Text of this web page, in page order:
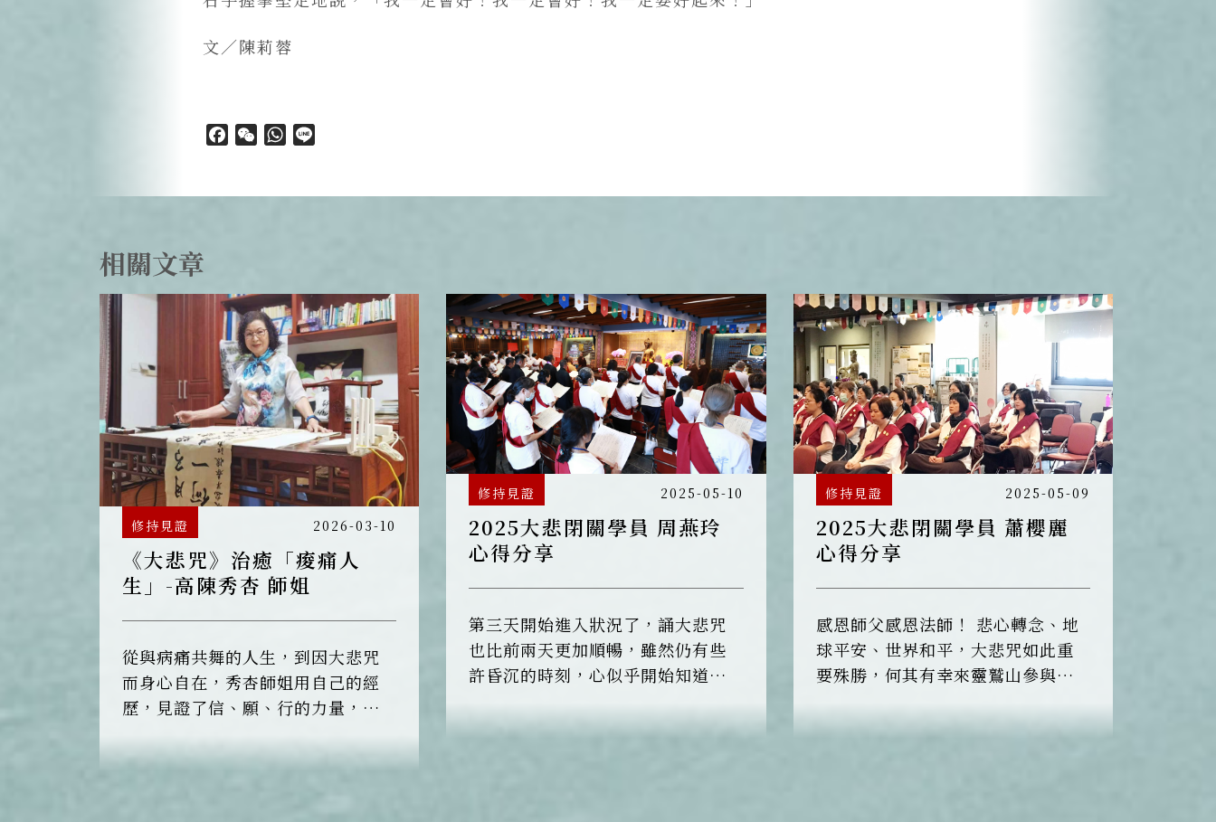
文／陳莉蓉
FacebookWeChatWhatsApp
相關文章
修持見證 2026-03-10
《大悲咒》治癒「痠痛人
生」-高陳秀杏 師姐
從與病痛共舞的人生，到因大悲咒
而身心自在，秀杏師姐用自己的經
歷，見證了信、願、行的力量，更
修持見證 2025-05-10
2025大悲閉關學員 周燕玲
心得分享
第三天開始進入狀況了，誦大悲咒
也比前兩天更加順暢，雖然仍有些
許昏沉的時刻，心似乎開始知道該
修持見證 2025-05-09
2025大悲閉關學員 蕭櫻麗
心得分享
感恩師父感恩法師！ 悲心轉念、地
球平安、世界和平，大悲咒如此重
要殊勝，何其有幸來靈鷲山參與念
恆傳法師開示，學員專注用心持大